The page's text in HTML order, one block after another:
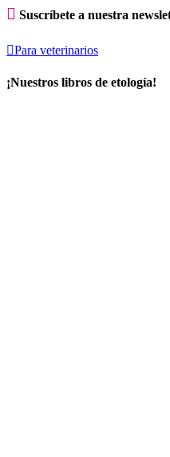
 Suscríbete a nuestra
Para veterinarios
¡Nuestros libros de etología!